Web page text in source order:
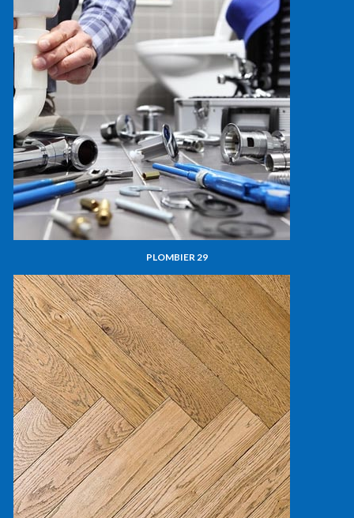
PLOMBIER 29